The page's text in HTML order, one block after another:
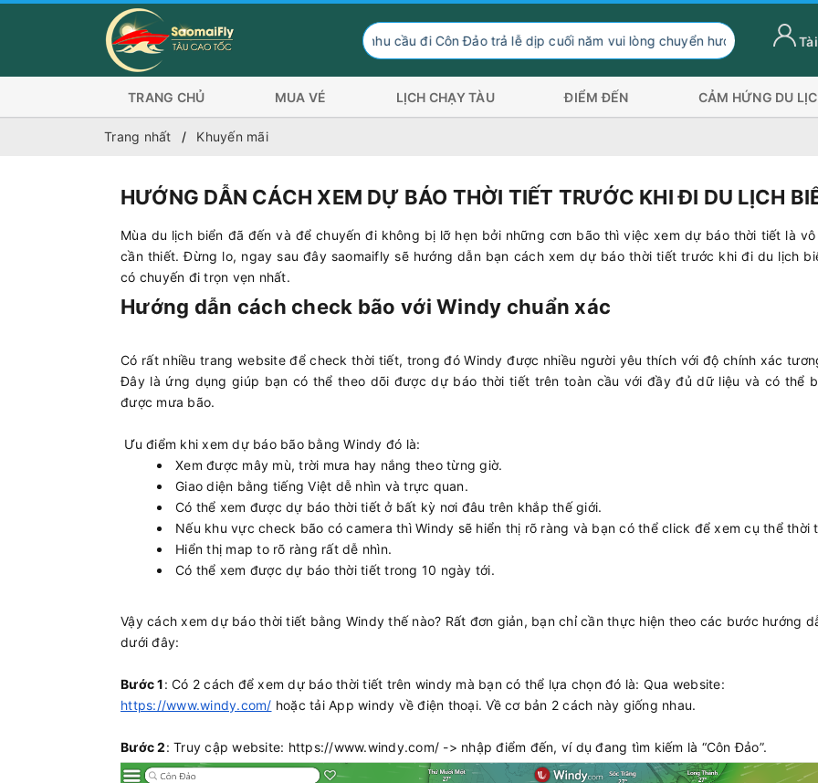
Hành khách có nhu cầu đi Côn Đảo trả lễ dịp cuối năm vui lòng chuyển hướng xuống Sóc Trăng Trần
TRANG CHỦ MUA VÉ LỊCH CHẠY TÀU ĐIỂM ĐẾN CẢM HỨNG DU
Trang nhất Khuyến mãi
HƯỚNG DẪN CÁCH XEM DỰ BÁO THỜI TIẾT TRƯỚC KHI ĐI DU LỊCH
Mùa du lịch biển đã đến và để chuyến đi không bị lỡ hẹn bởi những cơn bão thì việc xem dự báo thời tiết là
cần thiết. Đừng lo, ngay sau đây saomaifly sẽ hướng dẫn bạn cách xem dự báo thời tiết trước khi đi du lịch
có chuyến đi trọn vẹn nhất.
Hướng dẫn cách check bão với Windy chuẩn xác
Có rất nhiều trang website để check thời tiết, trong đó Windy được nhiều người yêu thích với độ chính xác
Đây là ứng dụng giúp bạn có thể theo dõi được dự báo thời tiết trên toàn cầu với đầy đủ dữ liệu và có thể
được mưa bão.
Ưu điểm khi xem dự báo bão bằng Windy đó là:
Xem được mây mù, trời mưa hay nắng theo từng giờ.
Giao diện bằng tiếng Việt dễ nhìn và trực quan.
Có thể xem được dự báo thời tiết ở bất kỳ nơi đâu trên khắp thế giới.
Nếu khu vực check bão có camera thì Windy sẽ hiển thị rõ ràng và bạn có thể click để xem cụ thể thời
Hiển thị map to rõ ràng rất dễ nhìn.
Có thể xem được dự báo thời tiết trong 10 ngày tới.
Vậy cách xem dự báo thời tiết bằng Windy thế nào? Rất đơn giản, bạn chỉ cần thực hiện theo các bước hướng
dưới đây:
Bước 1: Có 2 cách để xem dự báo thời tiết trên windy mà bạn có thể lựa chọn đó là: Qua website:
https://www.windy.com/ hoặc tải App windy về điện thoại. Về cơ bản 2 cách này giống nhau.
Bước 2: Truy cập website: https://www.windy.com/ -> nhập điểm đến, ví dụ đang tìm kiếm là “Côn Đảo”.